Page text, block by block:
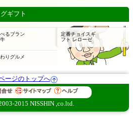
ージのトップへ
2015 NISSHIN ,co.ltd.